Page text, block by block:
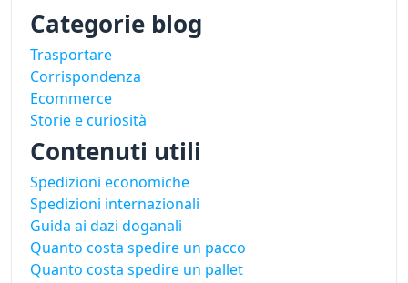
Categorie blog
Trasportare
Corrispondenza
Ecommerce
Storie e curiosità
Contenuti utili
Spedizioni economiche
Spedizioni internazionali
Guida ai dazi doganali
Quanto costa spedire un pacco
Quanto costa spedire un pallet